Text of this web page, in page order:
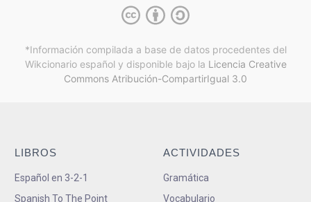
*Información compilada a base de datos procedentes del
Wikcionario español y disponible bajo la Licencia Creative
Commons Atribución-CompartirIgual 3.0
LIBROS
Español en 3-2-1
Spanish To The Point
ACTIVIDADES
Gramática
Vocabulario